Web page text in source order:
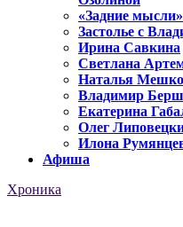
«Задние
Застолье с
Ирина Савкина
Светлана
Наталья
Владимир
Екатерина
Олег
Илона
Афиша
Хроника